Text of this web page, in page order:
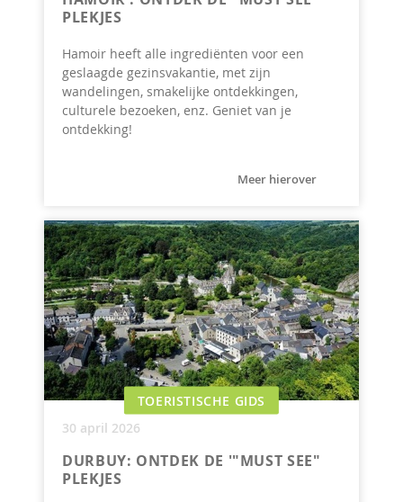
PLEKJES
Hamoir heeft alle ingrediënten voor een
geslaagde gezinsvakantie, met zijn
wandelingen, smakelijke ontdekkingen,
culturele bezoeken, enz. Geniet van je
ontdekking!
Meer hierover
TOERISTISCHE GIDS
30 april 2026
DURBUY: ONTDEK DE '"MUST SEE"
PLEKJES